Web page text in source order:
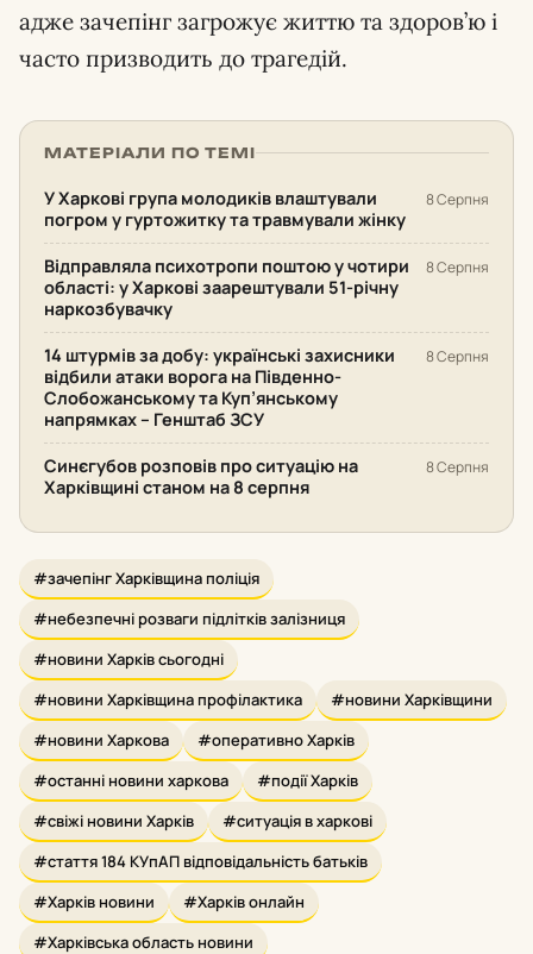
адже зачепінг загрожує життю та здоров’ю і
часто призводить до трагедій.
МАТЕРІАЛИ ПО ТЕМІ
У Харкові група молодиків влаштували
погром у гуртожитку та травмували жінку
8 Серпня
Відправляла психотропи поштою у чотири
області: у Харкові заарештували 51-річну
наркозбувачку
8 Серпня
14 штурмів за добу: українські захисники
відбили атаки ворога на Південно-
Слобожанському та Куп’янському
напрямках – Генштаб ЗСУ
8 Серпня
Синєгубов розповів про ситуацію на
Харківщині станом на 8 серпня
8 Серпня
#зачепінг Харківщина поліція
#небезпечні розваги підлітків залізниця
#новини Харків сьогодні
#новини Харківщина профілактика
#новини Харківщини
#новини Харкова
#оперативно Харків
#останні новини харкова
#події Харків
#свіжі новини Харків
#ситуація в харкові
#стаття 184 КУпАП відповідальність батьків
#Харків новини
#Харків онлайн
#Харківська область новини